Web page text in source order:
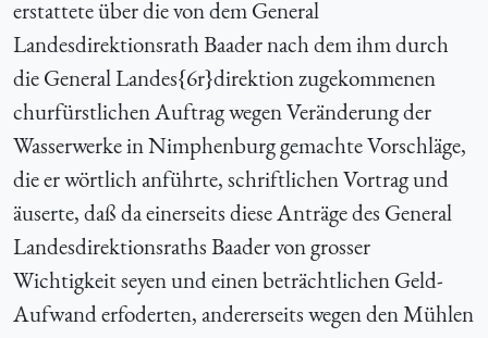
erstattete über die von dem General
Landesdirektionsrath Baader nach dem ihm durch
die General Landes{6r}direktion zugekommenen
churfürstlichen Auftrag wegen Veränderung der
Wasserwerke in Nimphenburg gemachte Vorschläge,
die er wörtlich anführte, schriftlichen Vortrag und
äuserte, daß da einerseits diese Anträge des General
Landesdirektionsraths Baader von grosser
Wichtigkeit seyen und einen beträchtlichen Geld-
Aufwand erfoderten, andererseits wegen den Mühlen